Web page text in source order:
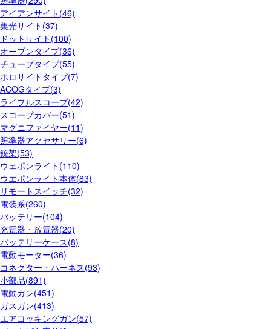
アイアンサイト(46)
集光サイト(37)
ドットサイト(100)
オープンタイプ(36)
チューブタイプ(55)
ホロサイトタイプ(7)
ACOGタイプ(3)
ライフルスコープ(42)
スコープカバー(51)
マグニファイヤー(11)
照準器アクセサリー(6)
銃架(53)
ウェポンライト(110)
ウエポンライト本体(83)
リモートスイッチ(32)
電装系(260)
バッテリー(104)
充電器・放電器(20)
バッテリーケース(8)
電動モーター(36)
コネクター・ハーネス(93)
小部品(891)
電動ガン(451)
ガスガン(413)
エアコッキングガン(57)